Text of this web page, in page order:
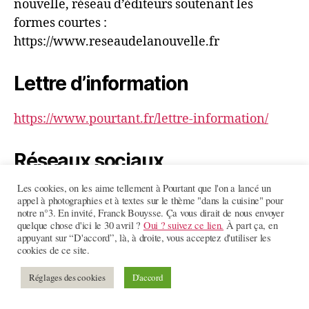
nouvelle, réseau d’éditeurs soutenant les
formes courtes :
https://www.reseaudelanouvelle.fr
Lettre d’information
https://www.pourtant.fr/lettre-information/
Réseaux sociaux
Mastodon
Instagram
LinkedIn
Les cookies, on les aime tellement à Pourtant que l'on a lancé un
appel à photographies et à textes sur le thème "dans la cuisine" pour
notre n°3. En invité, Franck Bouysse. Ça vous dirait de nous envoyer
quelque chose d'ici le 30 avril ? Oui ? suivez ce lien. À part ça, en
appuyant sur “D'accord”, là, à droite, vous acceptez d'utiliser les
cookies de ce site.
Réglages des cookies D'accord